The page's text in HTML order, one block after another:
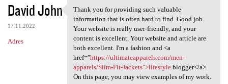
David John
17.11.2022
Adres
Thank you for providing such
Thank you for providing such valuable
information that is often hard to find. Good job.
Your website is really user-friendly, and your
content is excellent. Your website and article are
both excellent. I'm a fashion and <a
href="https://ultimateapparels.com/men-
apparels/Slim-Fit-Jackets">lifestyleblogger</a>.
On this page, you may view examples of my work.